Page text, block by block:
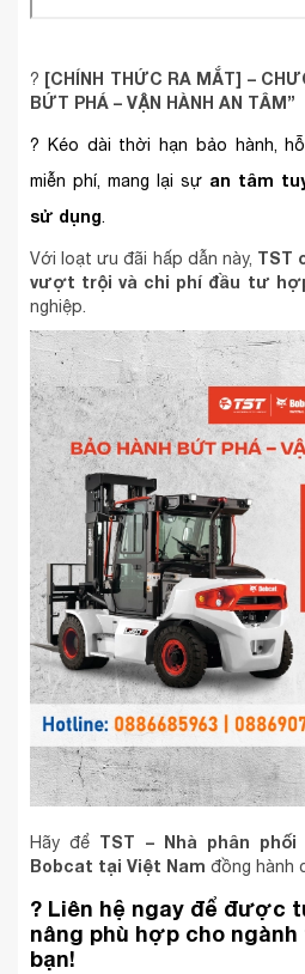
?️ [CHÍNH THỨC RA MẮT] –
BỨT PHÁ – VẬN HÀNH AN TÂM”
? Kéo dài thời hạn bảo hành,
miễn phí, mang lại sự an tâm
sử dụng.
Với loạt ưu đãi hấp dẫn này, TST
vượt trội và chi phí đầu tư
nghiệp.
Hãy để TST – Nhà phân
Bobcat tại Việt Nam đồng hành
? Liên hệ ngay để được
nâng phù hợp cho
bạn!